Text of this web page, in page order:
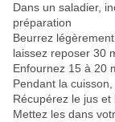
Dans un saladier,
préparation
Beurrez
laissez reposer 30
Enfournez 15 à 20
Pendant la
Récupérez le jus
Mettez les dans